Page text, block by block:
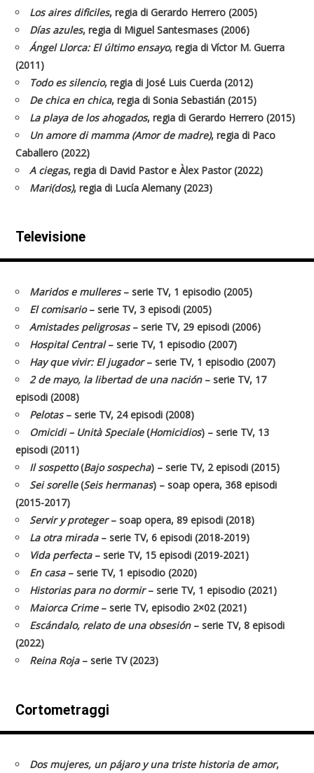
Los aires dificiles, regia di Gerardo Herrero (2005)
Días azules, regia di Miguel Santesmases (2006)
Ángel Llorca: El último ensayo, regia di Víctor M. Guerra
(2011)
Todo es silencio, regia di José Luis Cuerda (2012)
De chica en chica, regia di Sonia Sebastián (2015)
La playa de los ahogados, regia di Gerardo Herrero (2015)
Un amore di mamma (Amor de madre), regia di Paco
Caballero (2022)
A ciegas, regia di David Pastor e Àlex Pastor (2022)
Mari(dos), regia di Lucía Alemany (2023)
Televisione
Maridos e mulleres– serie TV, 1 episodio (2005)
El comisario– serie TV, 3 episodi (2005)
Amistades peligrosas– serie TV, 29 episodi (2006)
Hospital Central– serie TV, 1 episodio (2007)
Hay que vivir: El jugador– serie TV, 1 episodio (2007)
2 de mayo, la libertad de una nación– serie TV, 17
episodi (2008)
Pelotas– serie TV, 24 episodi (2008)
Omicidi – Unità Speciale(Homicidios) – serie TV, 13
episodi (2011)
Il sospetto(Bajo sospecha) – serie TV, 2 episodi (2015)
Sei sorelle(Seis hermanas) – soap opera, 368 episodi
(2015-2017)
Servir y proteger– soap opera, 89 episodi (2018)
La otra mirada– serie TV, 6 episodi (2018-2019)
Vida perfecta– serie TV, 15 episodi (2019-2021)
En casa– serie TV, 1 episodio (2020)
Historias para no dormir– serie TV, 1 episodio (2021)
Maiorca Crime– serie TV, episodio 2×02 (2021)
Escándalo, relato de una obsesión– serie TV, 8 episodi
(2022)
Reina Roja– serie TV (2023)
Cortometraggi
Dos mujeres, un pájaro y una triste historia de amor,